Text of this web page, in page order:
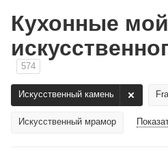
Кухонные
574
Искусственный камень
Искусственный мрамор